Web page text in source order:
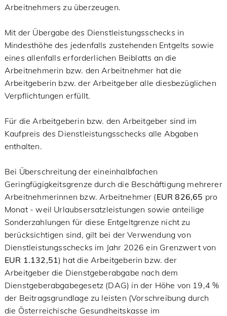
Arbeitnehmers zu überzeugen.
Mit der Übergabe des Dienstleistungsschecks in
Mindesthöhe des jedenfalls zustehenden Entgelts sowie
eines allenfalls erforderlichen Beiblatts an die
Arbeitnehmerin bzw. den Arbeitnehmer hat die
Arbeitgeberin bzw. der Arbeitgeber alle diesbezüglichen
Verpflichtungen erfüllt.
Für die Arbeitgeberin bzw. den Arbeitgeber sind im
Kaufpreis des Dienstleistungsschecks alle Abgaben
enthalten.
Bei Überschreitung der eineinhalbfachen
Geringfügigkeitsgrenze durch die Beschäftigung mehrerer
Arbeitnehmerinnen bzw. Arbeitnehmer (EUR 826,65 pro
Monat - weil Urlaubsersatzleistungen sowie anteilige
Sonderzahlungen für diese Entgeltgrenze nicht zu
berücksichtigen sind, gilt bei der Verwendung von
Dienstleistungsschecks im Jahr 2026 ein Grenzwert von
EUR 1.132,51) hat die Arbeitgeberin bzw. der
Arbeitgeber die Dienstgeberabgabe nach dem
Dienstgeberabgabegesetz (DAG) in der Höhe von 19,4 %
der Beitragsgrundlage zu leisten (Vorschreibung durch
die Österreichische Gesundheitskasse im